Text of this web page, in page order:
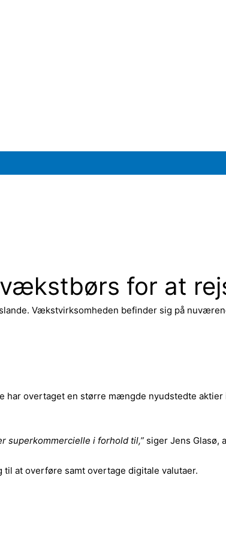
for at
Vækstvirksomheden befinder sig på
overtaget en større mængde nyudstedte
superkommercielle i forhold til,” siger Jens Glasø,
at overføre samt overtage digitale valutaer.